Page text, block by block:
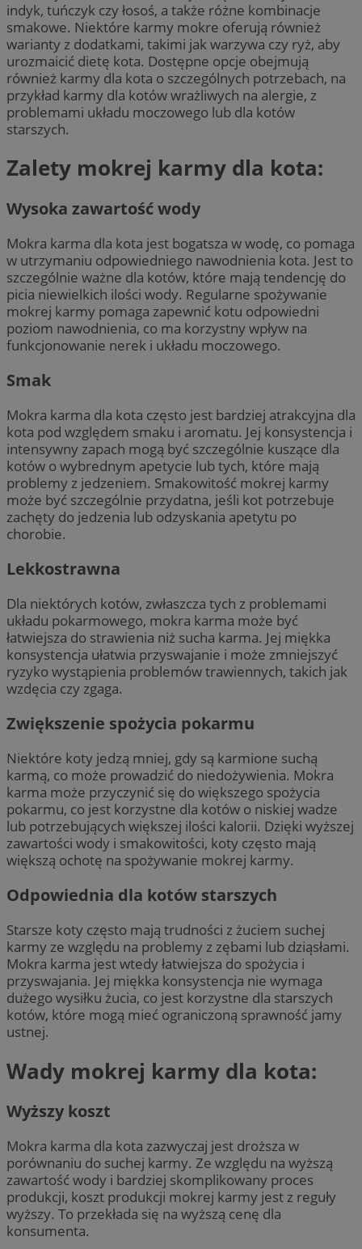
indyk, tuńczyk czy łosoś, a także różne kombinacje
smakowe. Niektóre karmy mokre oferują również
warianty z dodatkami, takimi jak warzywa czy ryż, aby
urozmaicić dietę kota. Dostępne opcje obejmują
również karmy dla kota o szczególnych potrzebach, na
przykład karmy dla kotów wrażliwych na alergie, z
problemami układu moczowego lub dla kotów
starszych.
Zalety mokrej karmy dla kota:
Wysoka zawartość wody
Mokra karma dla kota jest bogatsza w wodę, co pomaga
w utrzymaniu odpowiedniego nawodnienia kota. Jest to
szczególnie ważne dla kotów, które mają tendencję do
picia niewielkich ilości wody. Regularne spożywanie
mokrej karmy pomaga zapewnić kotu odpowiedni
poziom nawodnienia, co ma korzystny wpływ na
funkcjonowanie nerek i układu moczowego.
Smak
Mokra karma dla kota często jest bardziej atrakcyjna dla
kota pod względem smaku i aromatu. Jej konsystencja i
intensywny zapach mogą być szczególnie kuszące dla
kotów o wybrednym apetycie lub tych, które mają
problemy z jedzeniem. Smakowitość mokrej karmy
może być szczególnie przydatna, jeśli kot potrzebuje
zachęty do jedzenia lub odzyskania apetytu po
chorobie.
Lekkostrawna
Dla niektórych kotów, zwłaszcza tych z problemami
układu pokarmowego, mokra karma może być
łatwiejsza do strawienia niż sucha karma. Jej miękka
konsystencja ułatwia przyswajanie i może zmniejszyć
ryzyko wystąpienia problemów trawiennych, takich jak
wzdęcia czy zgaga.
Zwiększenie spożycia pokarmu
Niektóre koty jedzą mniej, gdy są karmione suchą
karmą, co może prowadzić do niedożywienia. Mokra
karma może przyczynić się do większego spożycia
pokarmu, co jest korzystne dla kotów o niskiej wadze
lub potrzebujących większej ilości kalorii. Dzięki wyższej
zawartości wody i smakowitości, koty często mają
większą ochotę na spożywanie mokrej karmy.
Odpowiednia dla kotów starszych
Starsze koty często mają trudności z żuciem suchej
karmy ze względu na problemy z zębami lub dziąsłami.
Mokra karma jest wtedy łatwiejsza do spożycia i
przyswajania. Jej miękka konsystencja nie wymaga
dużego wysiłku żucia, co jest korzystne dla starszych
kotów, które mogą mieć ograniczoną sprawność jamy
ustnej.
Wady mokrej karmy dla kota:
Wyższy koszt
Mokra karma dla kota zazwyczaj jest droższa w
porównaniu do suchej karmy. Ze względu na wyższą
zawartość wody i bardziej skomplikowany proces
produkcji, koszt produkcji mokrej karmy jest z reguły
wyższy. To przekłada się na wyższą cenę dla
konsumenta.